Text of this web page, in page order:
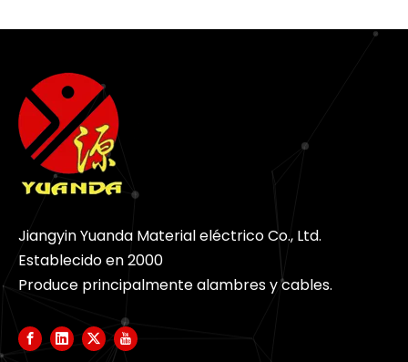
Jiangyin Yuanda Material eléctrico Co., Ltd.
Establecido en 2000
Produce principalmente alambres y cables.